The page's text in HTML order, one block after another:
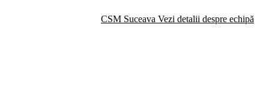
CSM Suceava Vezi detalii despre echipă